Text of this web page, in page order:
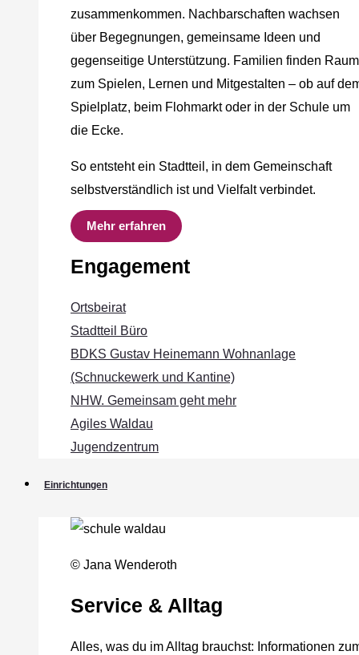
zusammenkommen. Nachbarschaften wachsen
über Begegnungen, gemeinsame Ideen und
gegenseitige Unterstützung. Familien finden Raum
zum Spielen, Lernen und Mitgestalten – ob auf
Spielplatz, beim Flohmarkt oder in der Schule um
die Ecke.
So entsteht ein Stadtteil, in dem Gemeinschaft
selbstverständlich ist und Vielfalt verbindet.
Mehr erfahren
Engagement
Ortsbeirat
Stadtteil Büro
BDKS Gustav Heinemann Wohnanlage
(Schnuckewerk und Kantine)
NHW. Gemeinsam geht mehr
Agiles Waldau
Jugendzentrum
Einrichtungen
© Jana Wenderoth
Service & Alltag
Alles, was du im Alltag brauchst: Informationen